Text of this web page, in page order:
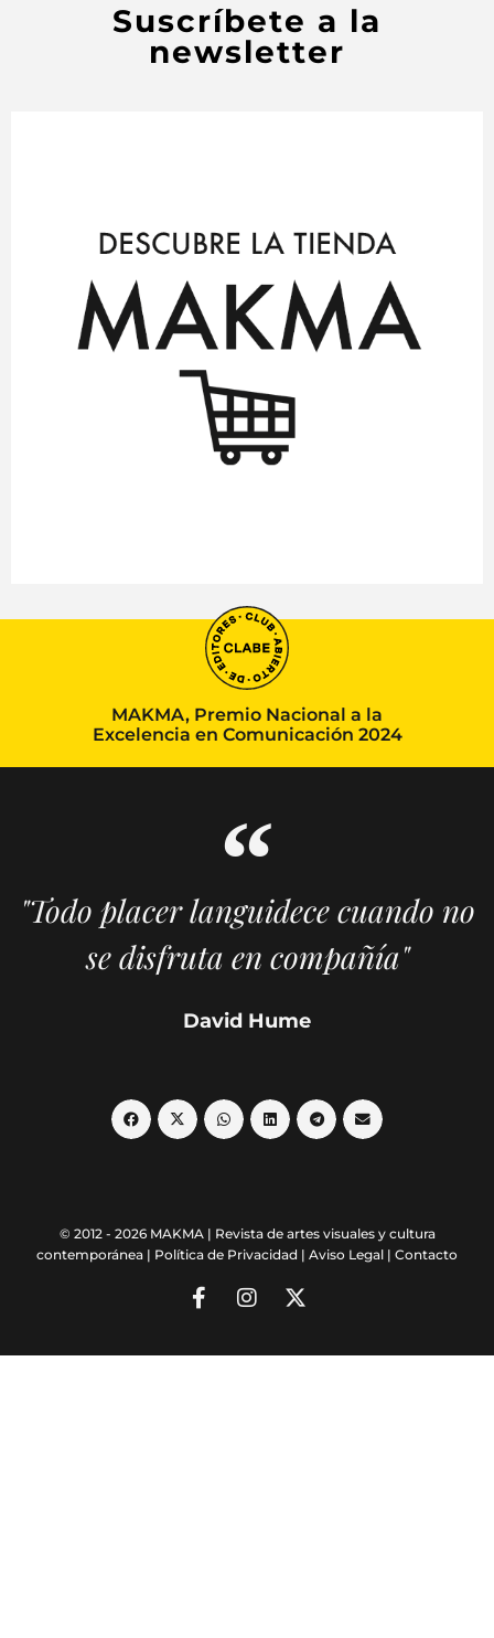
Suscríbete a la
newsletter
MAKMA, Premio Nacional a la
Excelencia en Comunicación 2024
"Todo placer languidece cuando no
se disfruta en compañía"
David Hume
© 2012 - 2026 MAKMA | Revista de artes visuales y cultura
contemporánea | Política de Privacidad | Aviso Legal | Contacto